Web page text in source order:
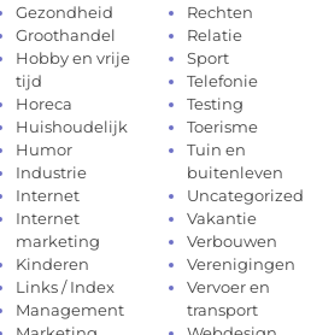
Gezondheid
Groothandel
Hobby en vrije
tijd
Horeca
Huishoudelijk
Humor
Industrie
Internet
Internet
marketing
Kinderen
Links / Index
Management
Rechten
Relatie
Sport
Telefonie
Testing
Toerisme
Tuin en
buitenleven
Uncategorized
Vakantie
Verbouwen
Verenigingen
Vervoer en
transport